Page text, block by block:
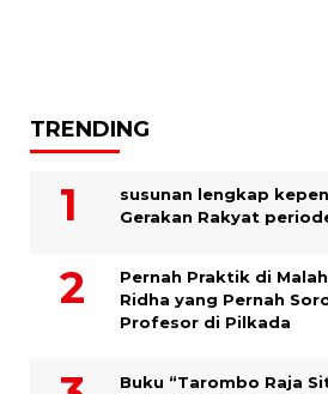
TRENDING
susunan lengkap
Gerakan Rakyat
Pernah Praktik di
Ridha yang Pernah
Profesor di Pilkada
Buku “Tarombo Raja